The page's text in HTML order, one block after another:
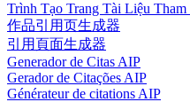
Trình Tạo Trang Tài Liệu Tham
作品引用页生成器
引用頁面生成器
Generador de Citas AIP
Gerador de Citações AIP
Générateur de citations AIP